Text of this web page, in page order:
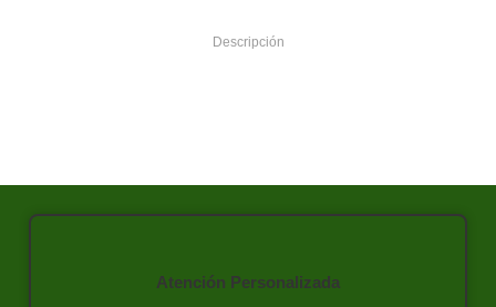
Descripción
Atención Personalizada